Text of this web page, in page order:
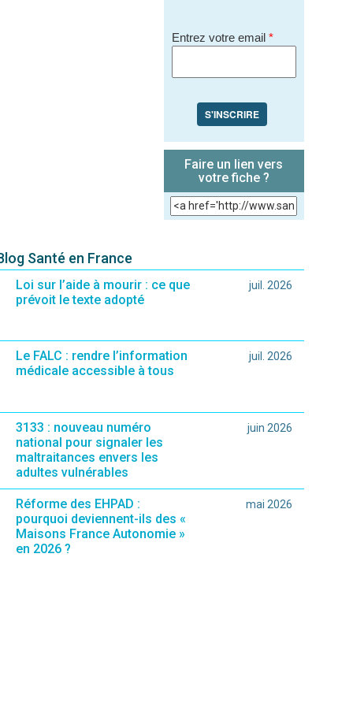
Entrez votre email *
S'INSCRIRE
Faire un lien vers
votre fiche ?
Santé en France
Loi sur l’aide à mourir : ce que
prévoit le texte adopté
juil. 2026
Le FALC : rendre l’information
médicale accessible à tous
juil. 2026
3133 : nouveau numéro
national pour signaler les
maltraitances envers les
adultes vulnérables
juin 2026
Réforme des EHPAD :
pourquoi deviennent-ils des «
Maisons France Autonomie »
en 2026 ?
mai 2026